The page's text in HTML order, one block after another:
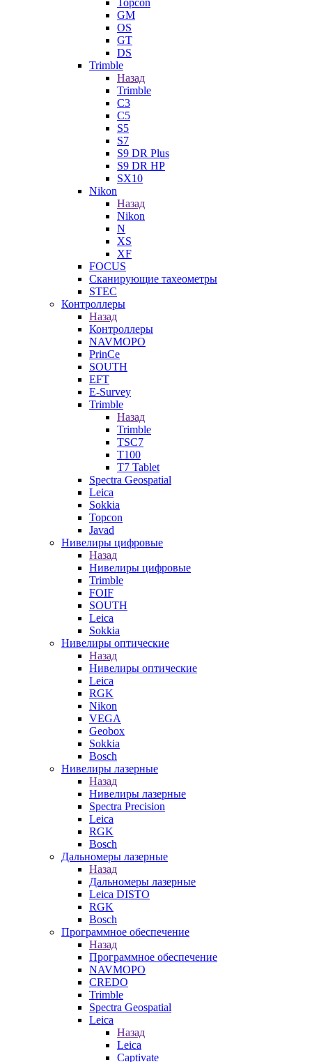
Topcon
GM
OS
GT
DS
Trimble
Назад
Trimble
C3
C5
S5
S7
S9 DR Plus
S9 DR HP
SX10
Nikon
Назад
Nikon
N
XS
XF
FOCUS
Сканирующие тахеометры
STEC
Контроллеры
Назад
Контроллеры
NAVMOPO
PrinCe
SOUTH
EFT
E-Survey
Trimble
Назад
Trimble
TSC7
T100
T7 Tablet
Spectra Geospatial
Leica
Sokkia
Topcon
Javad
Нивелиры цифровые
Назад
Нивелиры цифровые
Trimble
FOIF
SOUTH
Leica
Sokkia
Нивелиры оптические
Назад
Нивелиры оптические
Leica
RGK
Nikon
VEGA
Geobox
Sokkia
Bosch
Нивелиры лазерные
Назад
Нивелиры лазерные
Spectra Precision
Leica
RGK
Bosch
Дальномеры лазерные
Назад
Дальномеры лазерные
Leica DISTO
RGK
Bosch
Программное обеспечение
Назад
Программное обеспечение
NAVMOPO
CREDO
Trimble
Spectra Geospatial
Leica
Назад
Leica
Captivate